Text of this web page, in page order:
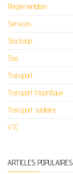
Réglementation
Services
Stockage
Taxi
Transport
Transport frigorifique
Transport sanitaire
VTC
ARTICLES POPULAIRES